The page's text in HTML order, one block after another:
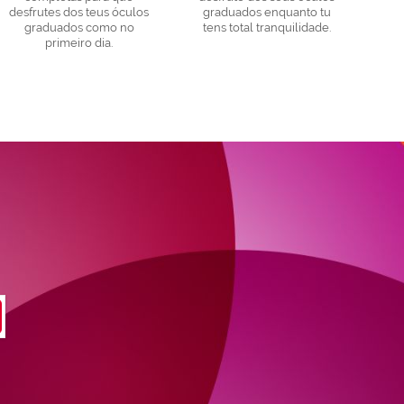
desfrutes dos teus óculos
graduados como no
primeiro dia.
graduados enquanto tu
tens total tranquilidade.